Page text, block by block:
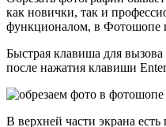
как новички, так и
функционалом, в Фотошопе
Быстрая клавиша для
после нажатия клавиши
В верхней части экрана